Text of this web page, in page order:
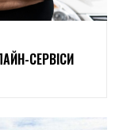
СЕРВІСИ